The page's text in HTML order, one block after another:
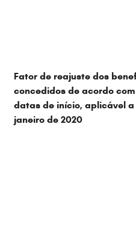
Fator de reajuste dos
concedidos de acordo
datas de início, aplicável
janeiro de 2020